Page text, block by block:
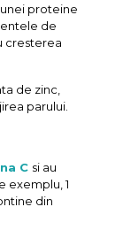
proteine
de
cresterea
de zinc,
parului.
C si au
exemplu, 1
din